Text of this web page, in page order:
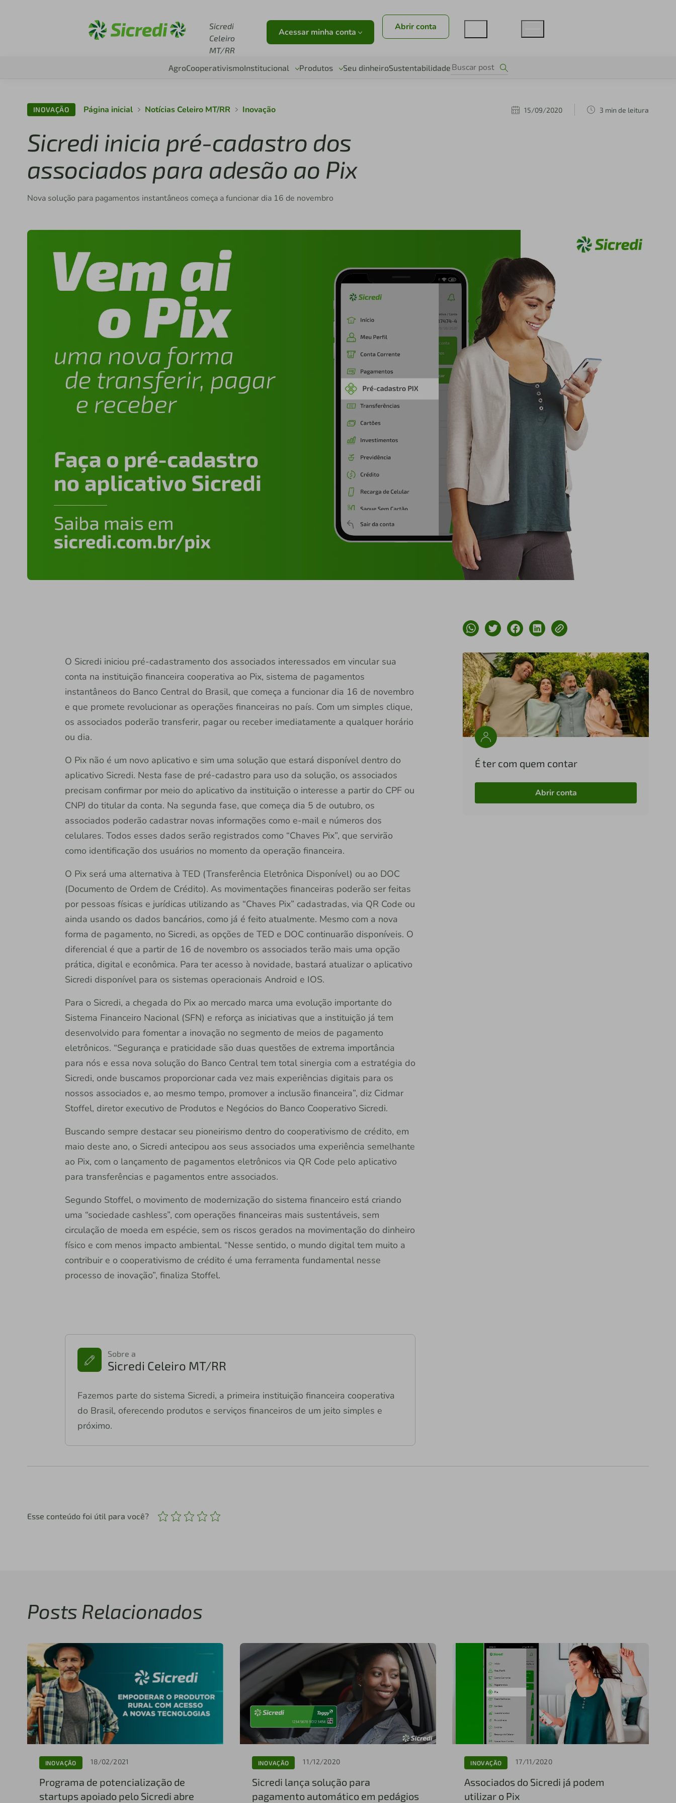
Sicredi
Celeiro
MT/RR
Acessar minha conta Abrir conta
AgroCooperativismoInstitucional Produtos Seu dinheiroSustentabilidade
INOVAÇÃO Página inicial Notícias Celeiro MT/RR Inovação 15/09/2020 3 min de leitura
Sicredi inicia pré-cadastro dos
associados para adesão ao Pix
Nova solução para pagamentos instantâneos começa a funcionar dia 16 de novembro
O Sicredi iniciou pré-cadastramento dos associados interessados em vincular sua
conta na instituição financeira cooperativa ao Pix, sistema de pagamentos
instantâneos do Banco Central do Brasil, que começa a funcionar dia 16 de novembro
e que promete revolucionar as operações financeiras no país. Com um simples clique,
os associados poderão transferir, pagar ou receber imediatamente a qualquer horário
ou dia.
O Pix não é um novo aplicativo e sim uma solução que estará disponível dentro do
aplicativo Sicredi. Nesta fase de pré-cadastro para uso da solução, os associados
precisam confirmar por meio do aplicativo da instituição o interesse a partir do CPF ou
CNPJ do titular da conta. Na segunda fase, que começa dia 5 de outubro, os
associados poderão cadastrar novas informações como e-mail e números dos
celulares. Todos esses dados serão registrados como “Chaves Pix”, que servirão
como identificação dos usuários no momento da operação financeira.
O Pix será uma alternativa à TED (Transferência Eletrônica Disponível) ou ao DOC
(Documento de Ordem de Crédito). As movimentações financeiras poderão ser feitas
por pessoas físicas e jurídicas utilizando as “Chaves Pix” cadastradas, via QR Code ou
ainda usando os dados bancários, como já é feito atualmente. Mesmo com a nova
forma de pagamento, no Sicredi, as opções de TED e DOC continuarão disponíveis. O
diferencial é que a partir de 16 de novembro os associados terão mais uma opção
prática, digital e econômica. Para ter acesso à novidade, bastará atualizar o aplicativo
Sicredi disponível para os sistemas operacionais Android e IOS.
Para o Sicredi, a chegada do Pix ao mercado marca uma evolução importante do
Sistema Financeiro Nacional (SFN) e reforça as iniciativas que a instituição já tem
desenvolvido para fomentar a inovação no segmento de meios de pagamento
eletrônicos. “Segurança e praticidade são duas questões de extrema importância
para nós e essa nova solução do Banco Central tem total sinergia com a estratégia do
Sicredi, onde buscamos proporcionar cada vez mais experiências digitais para os
nossos associados e, ao mesmo tempo, promover a inclusão financeira”, diz Cidmar
Stoffel, diretor executivo de Produtos e Negócios do Banco Cooperativo Sicredi.
Buscando sempre destacar seu pioneirismo dentro do cooperativismo de crédito, em
maio deste ano, o Sicredi antecipou aos seus associados uma experiência semelhante
ao Pix, com o lançamento de pagamentos eletrônicos via QR Code pelo aplicativo
para transferências e pagamentos entre associados.
Segundo Stoffel, o movimento de modernização do sistema financeiro está criando
uma “sociedade cashless”, com operações financeiras mais sustentáveis, sem
circulação de moeda em espécie, sem os riscos gerados na movimentação do dinheiro
físico e com menos impacto ambiental. “Nesse sentido, o mundo digital tem muito a
contribuir e o cooperativismo de crédito é uma ferramenta fundamental nesse
processo de inovação”, finaliza Stoffel.
Sobre a
Sicredi Celeiro MT/RR
Fazemos parte do sistema Sicredi, a primeira instituição financeira cooperativa
do Brasil, oferecendo produtos e serviços financeiros de um jeito simples e
próximo.
É ter com quem contar
Abrir conta
Esse conteúdo foi útil para você?
Posts Relacionados
INOVAÇÃO 18/02/2021
Programa de potencialização de
startups apoiado pelo Sicredi abre
INOVAÇÃO 11/12/2020
Sicredi lança solução para
pagamento automático em pedágios
INOVAÇÃO 17/11/2020
Associados do Sicredi já podem
utilizar o Pix